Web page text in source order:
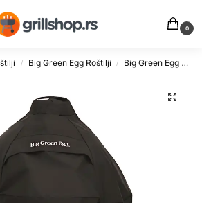
0
/ Big Green Egg Roštilji / Big Green Egg - Oprema i Dodaci